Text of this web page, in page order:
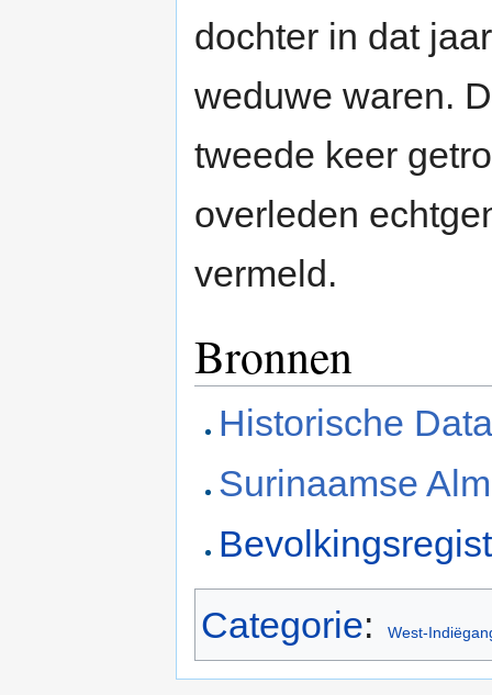
dochter in dat
weduwe waren.
tweede keer
overleden
vermeld.
Bronnen
Historische
Surinaamse
Categorie: West-